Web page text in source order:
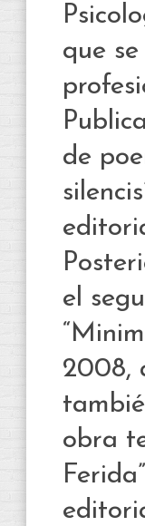
que
de
el
2008,
obra